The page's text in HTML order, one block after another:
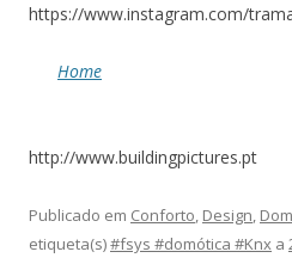
https://www.instagram.com/
Home
http://www.buildingpictures.pt
Publicado em Conforto, Design,
etiqueta(s)#fsys #domótica #Knx a